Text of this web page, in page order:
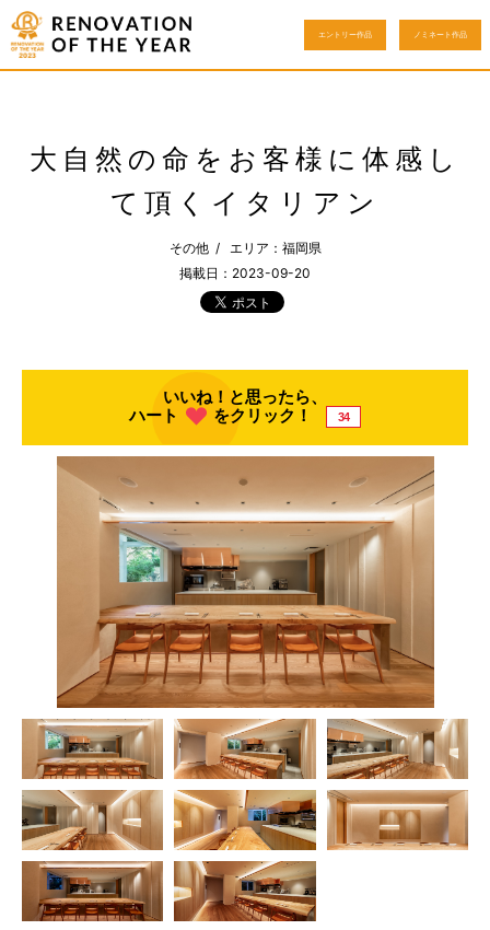
エントリー作品 ノミネート作品
大自然の命をお客様に体感し
て頂くイタリアン
その他 / エリア：福岡県
掲載日：2023-09-20
いいね！と思ったら、
ハート
をクリック！ 34